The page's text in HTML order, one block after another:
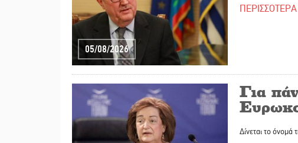
05/08/2026
ΠΕΡΙΣΣΟΤΕΡΑ
Για
Δίνεται το